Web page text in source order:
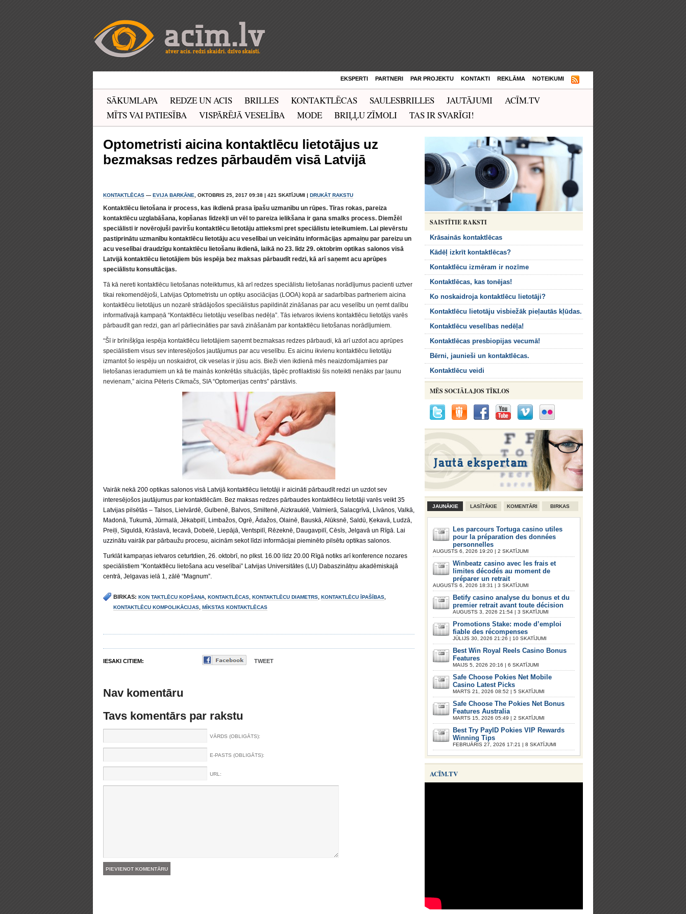
EKSPERTI PARTNERI PAR PROJEKTU KONTAKTI REKLĀMA NOTEIKUMI
SĀKUMLAPA REDZE UN ACIS BRILLES KONTAKTLĒCAS SAULESBRILLES JAUTĀJUMI
ACĪM.TV
MĪTS VAI PATIESĪBA
VISPĀRĒJĀ VESELĪBA MODE BRIĻĻU ZĪMOLI TAS IR SVARĪGI!
Optometristi aicina kontaktlēcu lietotājus uz
bezmaksas redzes pārbaudēm visā Latvijā
KONTAKTLĒCAS — EVIJA BARKĀNE , OKTOBRIS 25, 2017 09:38 | 421 SKATĪJUMI | DRUKĀT RAKSTU
Kontaktlēcu lietošana ir process, kas ikdienā prasa īpašu uzmanību un rūpes. Tīras rokas, pareiza
kontaktlēcu uzglabāšana, kopšanas līdzekļi un vēl to pareiza ielikšana ir gana smalks process. Diemžēl
speciālisti ir novērojuši paviršu kontaktlēcu lietotāju attieksmi pret speciālistu ieteikumiem. Lai pievērstu
pastiprinātu uzmanību kontaktlēcu lietotāju acu veselībai un veicinātu informācijas apmaiņu par pareizu un
acu veselībai draudzīgu kontaktlēcu lietošanu ikdienā, laikā no 23. līdz 29. oktobrim optikas salonos visā
Latvijā kontaktlēcu lietotājiem būs iespēja bez maksas pārbaudīt redzi, kā arī saņemt acu aprūpes
speciālistu konsultācijas.
Tā kā nereti kontaktlēcu lietošanas noteiktumus, kā arī redzes speciālistu lietošanas norādījumus pacienti uztver
tikai rekomendējoši, Latvijas Optometristu un optiķu asociācijas (LOOA) kopā ar sadarbības partneriem aicina
kontaktlēcu lietotājus un nozarē strādājošos speciālistus papildināt zināšanas par acu veselību un ņemt dalību
informatīvajā kampaņā “Kontaktlēcu lietotāju veselības nedēļa”. Tās ietvaros ikviens kontaktlēcu lietotājs varēs
pārbaudīt gan redzi, gan arī pārliecināties par savā zināšanām par kontaktlēcu lietošanas norādījumiem.
“Šī ir brīnišķīga iespēja kontaktlēcu lietotājiem saņemt bezmaksas redzes pārbaudi, kā arī uzdot acu aprūpes
speciālistiem visus sev interesējošos jautājumus par acu veselību. Es aicinu ikvienu kontaktlēcu lietotāju
izmantot šo iespēju un noskaidrot, cik veselas ir jūsu acis. Bieži vien ikdienā mēs neaizdomājamies par
lietošanas ieradumiem un kā tie mainās konkrētās situācijās, tāpēc profilaktiski šis noteikti nenāks par ļaunu
nevienam,” aicina Pēteris Cikmačs, SIA “Optomerijas centrs” pārstāvis.
Vairāk nekā 200 optikas salonos visā Latvijā kontaktlēcu lietotāji ir aicināti pārbaudīt redzi un uzdot sev
interesējošos jautājumus par kontaktlēcām. Bez maksas redzes pārbaudes kontaktlēcu lietotāji varēs veikt 35
Latvijas pilsētās – Talsos, Lielvārdē, Gulbenē, Balvos, Smiltenē, Aizkrauklē, Valmierā, Salacgrīvā, Līvānos, Valkā,
Madonā, Tukumā, Jūrmalā, Jēkabpilī, Limbažos, Ogrē, Ādažos, Olainē, Bauskā, Alūksnē, Saldū, Ķekavā, Ludzā,
Preiļi, Siguldā, Krāslavā, Iecavā, Dobelē, Liepājā, Ventspilī, Rēzeknē, Daugavpilī, Cēsīs, Jelgavā un Rīgā. Lai
uzzinātu vairāk par pārbaužu procesu, aicinām sekot līdzi informācijai pieminēto pilsētu optikas salonos.
Turklāt kampaņas ietvaros ceturtdien, 26. oktobrī, no plkst. 16.00 līdz 20.00 Rīgā notiks arī konference nozares
speciālistiem “Kontaktlēcu lietošana acu veselībai” Latvijas Universitātes (LU) Dabaszinātņu akadēmiskajā
centrā, Jelgavas ielā 1, zālē “Magnum”.
BIRKAS: KON TAKTLĒCU KOPŠANA KONTAKTLĒCAS KONTAKTLĒCU DIAMETRS KONTAKTLĒCU ĪPAŠĪBAS
KONTAKTLĒCU KOMPOLIKĀCIJAS MĪKSTAS KONTAKTLĒCAS
IESAKI CITIEM: TWEET
Nav komentāru
Tavs komentārs par rakstu
VĀRDS (OBLIGĀTS):
E-PASTS (OBLIGĀTS):
URL:
SAISTĪTIE RAKSTI
Krāsainās kontaktlēcas
Kādēļ izkrīt kontaktlēcas?
Kontaktlēcu izmēram ir nozīme
Kontaktlēcas, kas tonējas!
Ko noskaidroja kontaktlēcu lietotāji?
Kontaktlēcu lietotāju visbiežāk pieļautās kļūdas.
Kontaktlēcu veselības nedēļa!
Kontaktlēcas presbiopijas vecumā!
Bērni, jaunieši un kontaktlēcas.
Kontaktlēcu veidi
MĒS SOCIĀLAJOS TĪKLOS
JAUNĀKIE LASĪTĀKIE KOMENTĀRI BIRKAS
Les parcours Tortuga casino utiles
pour la préparation des données
personnelles
AUGUSTS 6, 2026 19:20 | 2 SKATĪJUMI
Winbeatz casino avec les frais et
limites décodés au moment de
préparer un retrait
AUGUSTS 6, 2026 18:31 | 3 SKATĪJUMI
Betify casino analyse du bonus et du
premier retrait avant toute décision
AUGUSTS 3, 2026 21:54 | 3 SKATĪJUMI
Promotions Stake: mode d’emploi
fiable des récompenses
JŪLIJS 30, 2026 21:26 | 10 SKATĪJUMI
Best Win Royal Reels Casino Bonus
Features
MAIJS 5, 2026 20:16 | 6 SKATĪJUMI
Safe Choose Pokies Net Mobile
Casino Latest Picks
MARTS 21, 2026 08:52 | 5 SKATĪJUMI
Safe Choose The Pokies Net Bonus
Features Australia
MARTS 15, 2026 05:49 | 2 SKATĪJUMI
Best Try PayID Pokies VIP Rewards
Winning Tips
FEBRUĀRIS 27, 2026 17:21 | 8 SKATĪJUMI
ACĪM.TV